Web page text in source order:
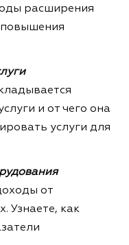
расширения
и от чего она
услуги для
от
Узнаете, как